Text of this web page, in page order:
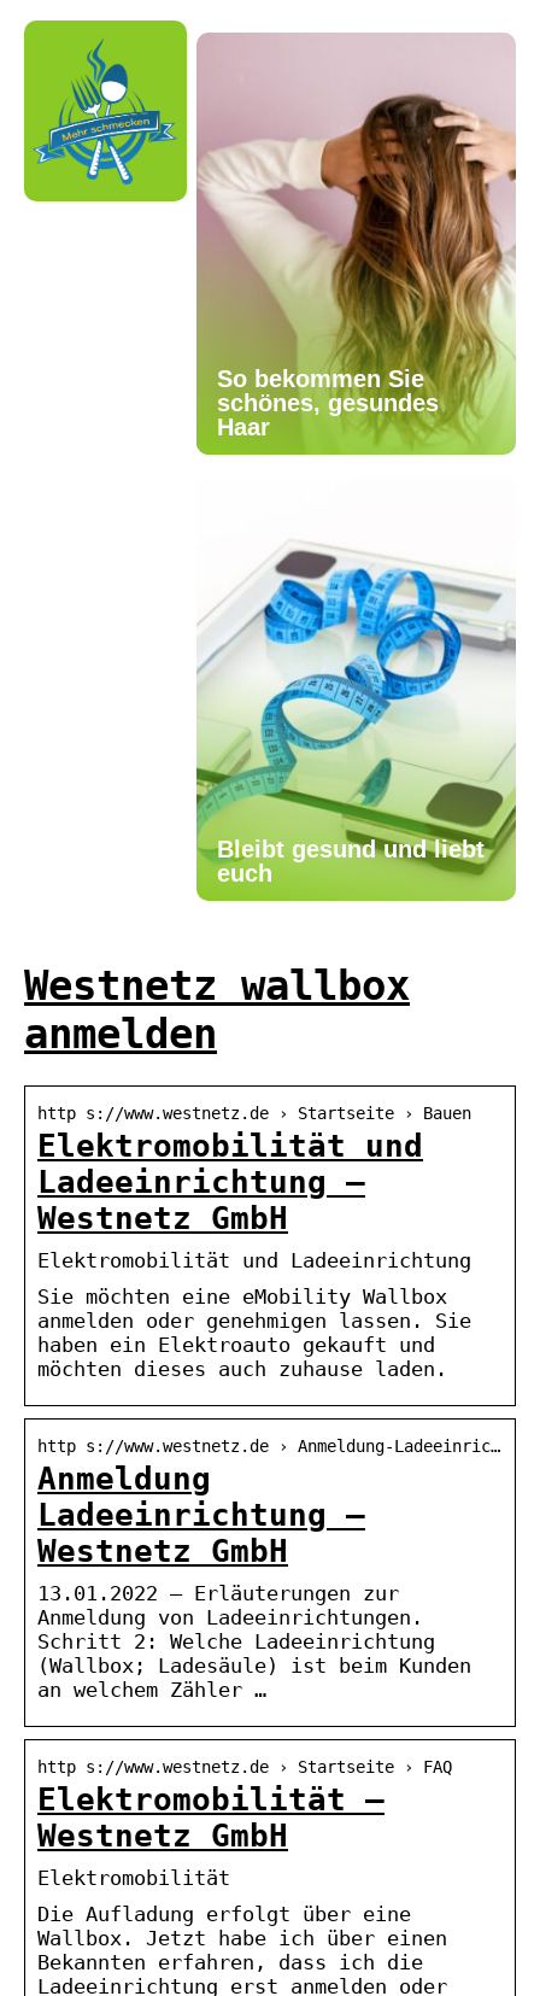
So bekommen Sie
schönes, gesundes
Haar
Bleibt gesund und liebt
euch
Westnetz wallbox
anmelden
http s://www.westnetz.de › Startseite › Bauen
Elektromobilität und
Ladeeinrichtung –
Westnetz GmbH
Elektromobilität und Ladeeinrichtung
Sie möchten eine eMobility Wallbox
anmelden oder genehmigen lassen. Sie
haben ein Elektroauto gekauft und
möchten dieses auch zuhause laden.
http s://www.westnetz.de › Anmeldung-Ladeeinric…
Anmeldung
Ladeeinrichtung –
Westnetz GmbH
13.01.2022 — Erläuterungen zur
Anmeldung von Ladeeinrichtungen.
Schritt 2: Welche Ladeeinrichtung
(Wallbox; Ladesäule) ist beim Kunden
an welchem Zähler …
http s://www.westnetz.de › Startseite › FAQ
Elektromobilität –
Westnetz GmbH
Elektromobilität
Die Aufladung erfolgt über eine
Wallbox. Jetzt habe ich über einen
Bekannten erfahren, dass ich die
Ladeeinrichtung erst anmelden oder